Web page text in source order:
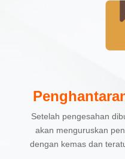
Setelah pengesahan
akan menguruskan
dengan kemas dan